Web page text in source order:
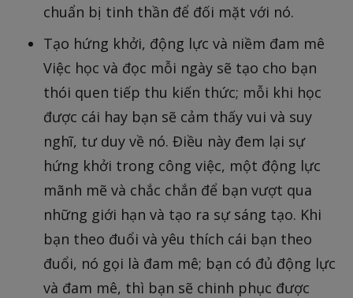
chuẩn bị tinh thần để đối mặt với nó.
Tạo hứng khởi, động lực và niềm đam mê
Việc học và đọc mỗi ngày sẽ tạo cho bạn
thói quen tiếp thu kiến thức; mỗi khi học
được cái hay bạn sẽ cảm thấy vui và suy
nghĩ, tư duy về nó. Điều này đem lại sự
hứng khởi trong công việc, một động lực
mãnh mẽ và chắc chắn để bạn vượt qua
những giới hạn và tạo ra sự sáng tạo. Khi
bạn theo đuổi và yêu thích cái bạn theo
đuổi, nó gọi là đam mê; bạn có đủ động lực
và đam mê, thì bạn sẽ chinh phục được